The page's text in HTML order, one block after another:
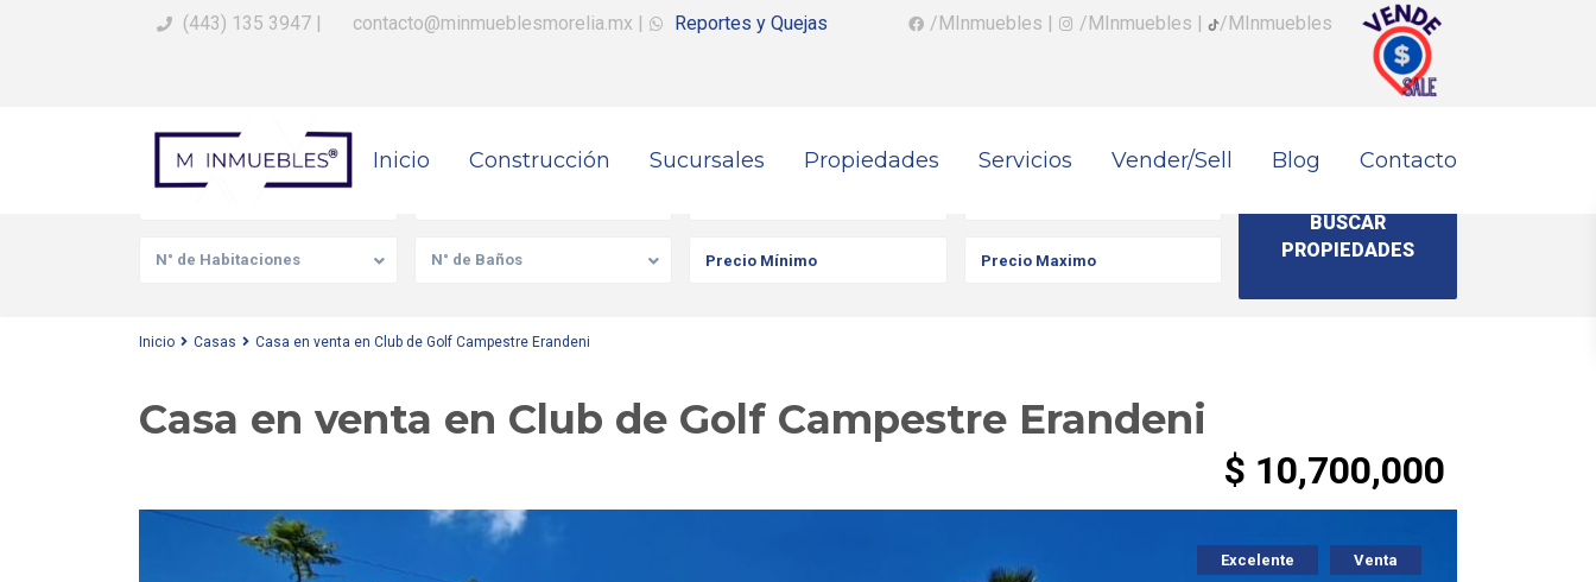
(443) 135 3947 | contacto@minmueblesmorelia.mx | Reportes y Quejas /MInmuebles | /MInmuebles | /MInmuebles
Inicio Construcción Sucursales Propiedades Servicios Vender/Sell Blog Contacto
Busca Tu Propiedad
N° de Habitaciones N° de Baños
Inicio Casas Casa en venta en Club de Golf Campestre Erandeni
Casa en venta en Club de Golf Campestre Erandeni
$ 10,700,000
Excelente Venta